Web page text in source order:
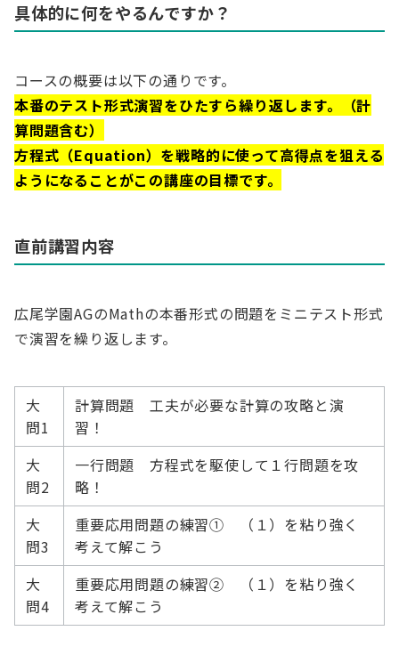
具体的に何をやるんですか？
コースの概要は以下の通りです。
本番のテスト形式演習をひたすら繰り返します。（計
算問題含む）
方程式（Equation）を戦略的に使って高得点を狙える
ようになることがこの講座の目標です。
直前講習内容
広尾学園AGのMathの本番形式の問題をミニテスト形式
で演習を繰り返します。
大
問1
計算問題 工夫が必要な計算の攻略と演
習！
大
問2
一行問題 方程式を駆使して１行問題を攻
略！
大
問3
重要応用問題の練習① （１）を粘り強く
考えて解こう
大
問4
重要応用問題の練習② （１）を粘り強く
考えて解こう